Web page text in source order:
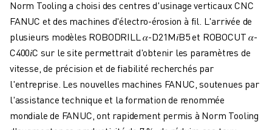
CARRIÈRE
FAÇONNEZ VOTRE AVENIR AVEC FANUC
REJOIGNEZ-NOUS
CONTACT
LOCALISATION DES SITES
Norm Tooling a choisi des centres d'usinage verticaux CNC
FANUC et des machines d'électro-érosion à fil. L'arrivée de
plusieurs modèles ROBODRILL 𝛼-D21M𝑖B5 et ROBOCUT 𝛼-
C400𝑖C sur le site permettrait d'obtenir les paramètres de
vitesse, de précision et de fiabilité recherchés par
l'entreprise. Les nouvelles machines FANUC, soutenues par
l'assistance technique et la formation de renommée
mondiale de FANUC, ont rapidement permis à Norm Tooling